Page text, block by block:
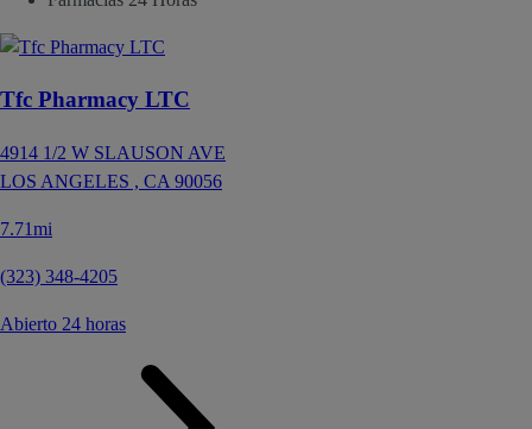
Tfc Pharmacy LTC
4914 1/2 W SLAUSON AVE
LOS ANGELES , CA 90056
7.71mi
(323) 348-4205
Abierto 24 horas